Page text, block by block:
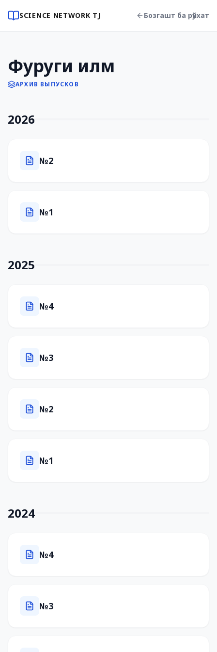
SCIENCE NETWORK TJ Бозгашт ба рӯйхат
Фуруги илм
АРХИВ ВЫПУСКОВ
2026
№2
№1
2025
№4
№3
№2
№1
2024
№4
№3